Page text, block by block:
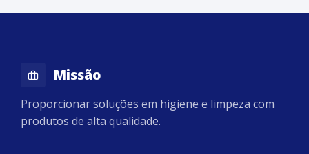
Missão
Proporcionar soluções em higiene e limpeza com
produtos de alta qualidade.